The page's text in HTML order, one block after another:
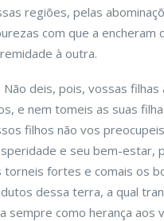
regiões, pelas
com que a encheram
à outra.
deis, pois, vossas filhas
e nem tomeis as suas
filhos não vos
e seu bem-estar,
torneis fortes e comais os
dessa terra, a qual
sempre como herança aos